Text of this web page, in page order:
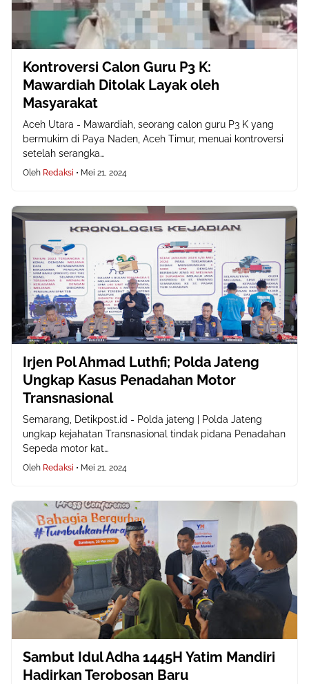
Kontroversi Calon Guru P3 K:
Mawardiah Ditolak Layak oleh
Masyarakat
Aceh Utara - Mawardiah, seorang calon guru P3 K yang
bermukim di Paya Naden, Aceh Timur, menuai kontroversi
setelah serangka…
Oleh Redaksi • Mei 21, 2024
Irjen Pol Ahmad Luthfi; Polda Jateng
Ungkap Kasus Penadahan Motor
Transnasional
Semarang, Detikpost.id - Polda jateng | Polda Jateng
ungkap kejahatan Transnasional tindak pidana Penadahan
Sepeda motor kat…
Oleh Redaksi • Mei 21, 2024
Sambut Idul Adha 1445H Yatim Mandiri
Hadirkan Terobosan Baru